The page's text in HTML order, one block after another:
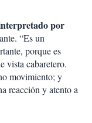
por
“Es un
porque es
vista cabaretero.
movimiento; y
reacción y atento a